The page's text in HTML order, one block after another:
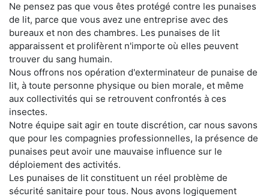
Ne pensez pas que vous êtes protégé contre les punaises
de lit, parce que vous avez une entreprise avec des
bureaux et non des chambres. Les punaises de lit
apparaissent et prolifèrent n'importe où elles peuvent
trouver du sang humain.
Nous offrons nos opération d'exterminateur de punaise de
lit, à toute personne physique ou bien morale, et même
aux collectivités qui se retrouvent confrontés à ces
insectes.
Notre équipe sait agir en toute discrétion, car nous savons
que pour les compagnies professionnelles, la présence de
punaises peut avoir une mauvaise influence sur le
déploiement des activités.
Les punaises de lit constituent un réel problème de
sécurité sanitaire pour tous. Nous avons logiquement